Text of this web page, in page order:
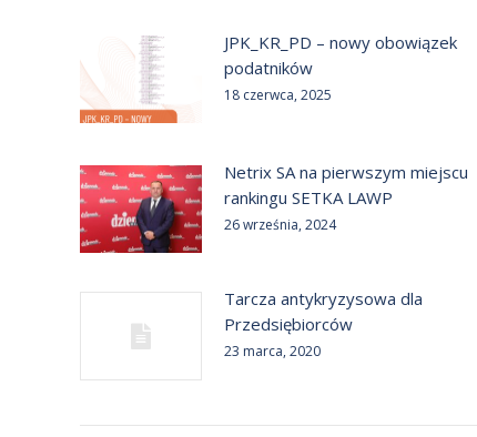
JPK_KR_PD – nowy obowiązek
podatników
18 czerwca, 2025
Netrix SA na pierwszym miejscu
rankingu SETKA LAWP
26 września, 2024
Tarcza antykryzysowa dla
Przedsiębiorców
23 marca, 2020